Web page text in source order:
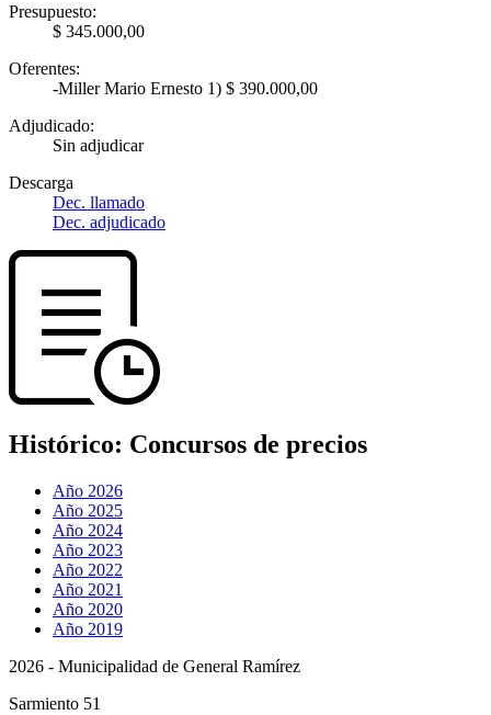
Presupuesto:
$ 345.000,00
Oferentes:
-Miller Mario Ernesto 1) $ 390.000,00
Adjudicado:
Sin adjudicar
Descarga
Dec. llamado
Dec. adjudicado
Histórico: Concursos de precios
Año 2026
Año 2025
Año 2024
Año 2023
Año 2022
Año 2021
Año 2020
Año 2019
2026 - Municipalidad de General Ramírez
Sarmiento 51